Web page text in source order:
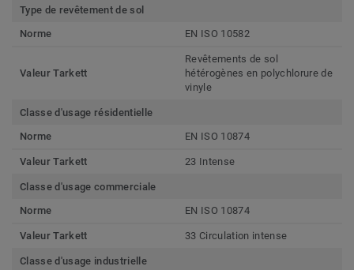
Type de revêtement de sol
Norme
EN ISO 10582
Valeur Tarkett
Revêtements de sol
hétérogènes en polychlorure de
vinyle
Classe d'usage résidentielle
Norme
EN ISO 10874
Valeur Tarkett 23 Intense
Classe d'usage commerciale
Norme
EN ISO 10874
Valeur Tarkett 33 Circulation intense
Classe d'usage industrielle